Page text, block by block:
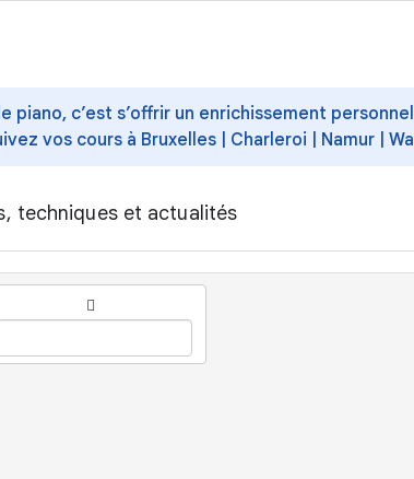
piano, c’est s’offrir un enrichissement
vos cours à Bruxelles | Charleroi | Namur |
techniques et actualités